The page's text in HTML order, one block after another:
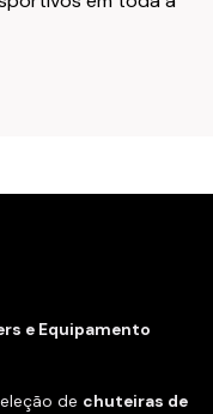
e Equipamento
de chuteiras de